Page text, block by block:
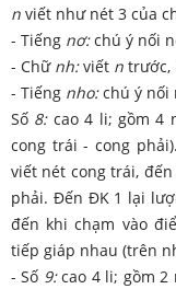
n viết như nét 3 của
- Tiếng nơ:chú ý nối
- Chữ nh:viết n trước,
- Tiếng nho:chú ý nối
Số 8:cao 4 li; gồm 4
cong trái - cong
viết nét cong trái,
phải. Đến ĐK 1 lại
đến khi chạm vào
tiếp giáp nhau (trên
- Số 9:cao 4 li; gồm 2